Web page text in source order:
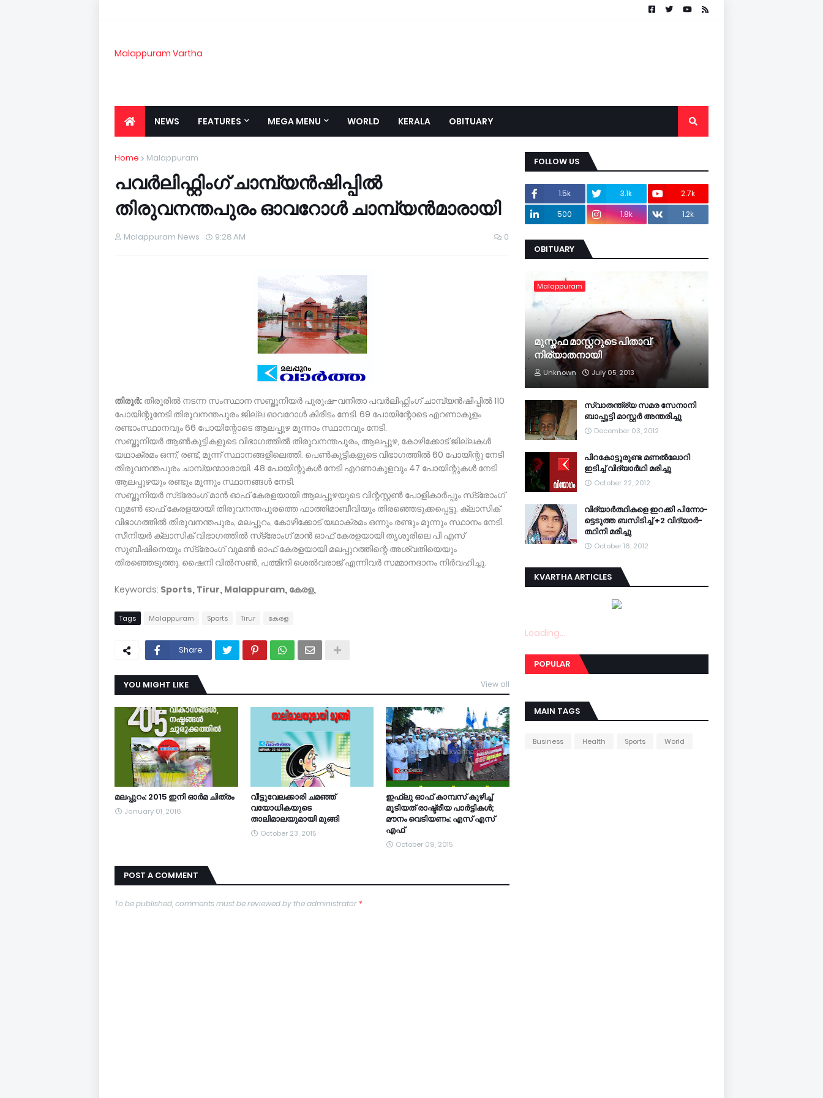
Malappuram Vartha
NEWS FEATURES MEGA MENU WORLD KERALA OBITUARY
Home Malappuram
പവര്‍ലിഫ്റ്റിംഗ് ചാമ്പ്യന്‍ഷിപ്പില്‍
തിരുവനന്തപുരം ഓവറോള്‍ ചാമ്പ്യന്‍മാരായി
Malappuram News 9:28 AM 0
തിരൂര്‍: തിരൂരില്‍ നടന്ന സംസ്ഥാന സബ്ജൂനിയര്‍ പുരുഷ-വനിതാ പവര്‍ലിഫ്റ്റിംഗ് ചാമ്പ്യന്‍ഷിപ്പില്‍ 110
പോയിന്റുനേടി തിരുവനന്തപുരം ജില്ല ഓവറോള്‍ കിരീടം നേടി. 69 പോയിന്റോടെ എറണാകുളം
രണ്ടാംസ്ഥാനവും 66 പോയിന്റോടെ ആലപ്പുഴ മൂന്നാം സ്ഥാനവും നേടി.
സബ്ജൂനിയര്‍ ആണ്‍കുട്ടികളുടെ വിഭാഗത്തില്‍ തിരുവനന്തപുരം, ആലപ്പുഴ, കോഴിക്കോട് ജില്ലകള്‍
യഥാക്രമം ഒന്ന്, രണ്ട്, മൂന്ന് സ്ഥാനങ്ങളിലെത്തി. പെണ്‍കുട്ടികളുടെ വിഭാഗത്തില്‍ 60 പോയിന്റു നേടി
തിരുവനന്തപുരം ചാമ്പ്യന്മാാരായി. 48 പോയിന്റുകള്‍ നേടി എറണാകുളവും 47 പോയിന്റുകള്‍ നേടി
ആലപ്പുഴയും രണ്ടും മൂന്നും സ്ഥാനങ്ങള്‍ നേടി.
സബ്ജൂനിയര്‍ സ്‌ട്രോംഗ് മാന്‍ ഓഫ് കേരളയായി ആലപ്പുഴയുടെ വിന്റസ്റ്റണ്‍ പോളികാര്‍പ്പും സ്‌ട്രോംഗ്
വുമണ്‍ ഓഫ് കേരളയായി തിരുവനന്തപുരത്തെ ഫാത്തിമാബീവിയും തിരഞ്ഞെടുക്കപ്പെട്ടു. ക്ലാസിക്
വിഭാഗത്തില്‍ തിരുവനന്തപുരം, മലപ്പുറം, കോഴിക്കോട് യഥാക്രമം ഒന്നും രണ്ടും മൂന്നും സ്ഥാനം നേടി.
സീനിയര്‍ ക്ലാസിക് വിഭാഗത്തില്‍ സ്‌ട്രോംഗ് മാന്‍ ഓഫ് കേരളയായി തൃശൂരിലെ പി എസ്
സുബീഷിനെയും സ്‌ട്രോംഗ് വുമണ്‍ ഓഫ് കേരളയായി മലപ്പുറത്തിന്റെ അശ്വതിയെയും
തിരഞ്ഞെടുത്തു. ഷൈനി വില്‍സണ്‍, പത്മിനി ശെല്‍വരാജ് എന്നിവര്‍ സമ്മാനദാനം നിര്‍വഹിച്ചു.
Keywords: Sports, Tirur, Malappuram, കേരള,
Tags Malappuram Sports Tirur കേരള
Share
YOU MIGHT LIKE View all
മലപ്പുറം: 2015 ഇനി ഓര്‍മ ചിത്രം
January 01, 2016
വീട്ടുവേലക്കാരി ചമഞ്ഞ്
വയോധികയുടെ
താലിമാലയുമായി മുങ്ങി
October 23, 2015
ഇഫ്‌ലു ഓഫ് കാമ്പസ് കുഴിച്ച്
മൂടിയത് രാഷ്ട്രീയ പാര്‍ട്ടികള്‍;
മൗനം വെടിയണം: എസ് എസ്
എഫ്
October 09, 2015
POST A COMMENT
To be published, comments must be reviewed by the administrator*
FOLLOW US
1.5k 3.1k
2.7k
500
1.8k 1.2k
OBITUARY
Malappuram
മുസ്തഫ മാസ്റ്ററുടെ പിതാവ്
നിര്യാതനായി
Unknown July 05, 2013
സ്വാതന്ത്ര്യ സമര സേനാനി
ബാപ്പുട്ടി മാസ്റ്റര്‍ അന്തരിച്ചു
December 03, 2012
പിറകോട്ടുരുണ്ട മണല്‍ലോറി
ഇടിച്ച് വിദ്യാര്‍ഥി മരിച്ചു
October 22, 2012
വി­ദ്യാര്‍­ത്ഥിക­ളെ ഇറ­ക്കി പി­ന്നോ­
ട്ടെ­ടുത്ത ബ­സി­ടി­ച്ച് +2 വി­ദ്യാര്‍­
ത്ഥിനി മ­രി­ച്ചു
October 16, 2012
KVARTHA ARTICLES
Loading...
POPULAR
MAIN TAGS
Business Health Sports World